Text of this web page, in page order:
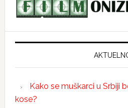
Kako se muškarci u Srbiji
kose?